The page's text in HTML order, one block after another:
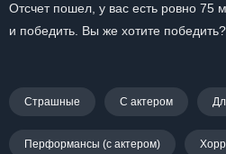
Отсчет пошел, у вас есть ровно 75
и победить. Вы же хотите победить?
Страшные С актером
Перформансы (с актером)